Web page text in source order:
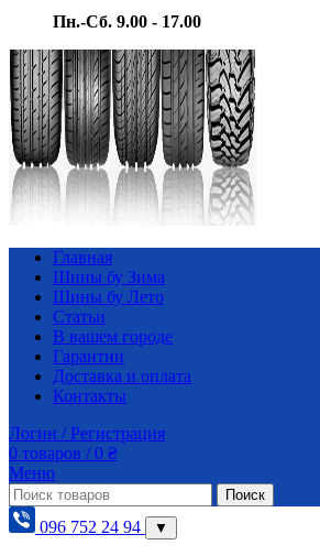
Пн.-Сб. 9.00 - 17.00
Главная
Шины бу Зима
Шины бу Лето
Статьи
В вашем городе
Гарантии
Доставка и оплата
Контакты
Логин / Регистрация
0 товаров / 0 ₴
Меню
Поиск
096 752 24 94 ▼